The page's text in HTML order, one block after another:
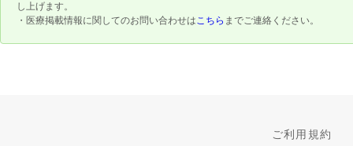
し上げます。
・医療掲載情報に関してのお問い合わせはこちら までご連絡ください。
ご利用規約